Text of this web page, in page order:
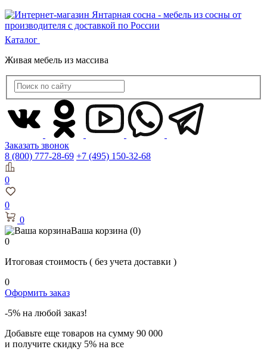
Каталог
Живая мебель из массива
Заказать звонок
8 (800) 777-28-69 +7 (495) 150-32-68
0
0
0
Ваша корзина (0)
0
Итоговая стоимость ( без учета доставки )
0
Оформить заказ
-5% на любой заказ!
Добавьте еще товаров на сумму 90 000
и получите скидку 5% на все